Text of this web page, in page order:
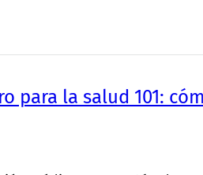
para la salud 101: